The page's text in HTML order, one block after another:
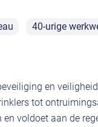
40-urige
en
tot
voldoet aan de